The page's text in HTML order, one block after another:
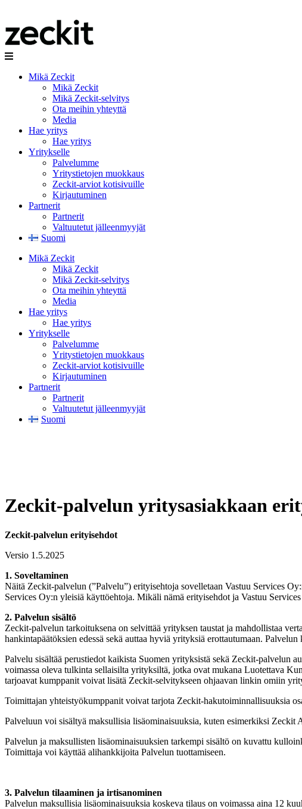
Mikä Zeckit
Mikä Zeckit
Mikä Zeckit-selvitys
Ota meihin yhteyttä
Media
Hae yritys
Hae yritys
Yritykselle
Palvelumme
Yritystietojen muokkaus
Zeckit-arviot kotisivuille
Kirjautuminen
Partnerit
Partnerit
Valtuutetut jälleenmyyjät
Suomi
Mikä Zeckit
Mikä Zeckit
Mikä Zeckit-selvitys
Ota meihin yhteyttä
Media
Hae yritys
Hae yritys
Yritykselle
Palvelumme
Yritystietojen muokkaus
Zeckit-arviot kotisivuille
Kirjautuminen
Partnerit
Partnerit
Valtuutetut jälleenmyyjät
Suomi
Zeckit-palvelun yritysasiakkaan
Zeckit-palvelun erityisehdot
Versio 1.5.2025
1. Soveltaminen
Näitä Zeckit-palvelun (”Palvelu”) erityisehtoja sovelletaan Vastuu Services
Services Oy:n yleisiä käyttöehtoja. Mikäli nämä erityisehdot ja Vastuu
2. Palvelun sisältö
Zeckit-palvelun tarkoituksena on selvittää yrityksen taustat ja mahdollistaa
hankintapäätöksien edessä sekä auttaa hyviä yrityksiä erottautumaan.
Palvelu sisältää perustiedot kaikista Suomen yrityksistä sekä Zeckit-
voimassa oleva tulkinta sellaisilta yrityksiltä, jotka ovat mukana Luotettava
tarjoavat kumppanit voivat lisätä Zeckit-selvitykseen ohjaavan linkin omiin
Toimittajan yhteistyökumppanit voivat tarjota Zeckit-hakutoiminnallisuuksia
Palveluun voi sisältyä maksullisia lisäominaisuuksia, kuten esimerkiksi
Palvelun ja maksullisten lisäominaisuuksien tarkempi sisältö on kuvattu
Toimittaja voi käyttää alihankkijoita Palvelun tuottamiseen.
3. Palvelun tilaaminen ja irtisanominen
Palvelun maksullisia lisäominaisuuksia koskeva tilaus on voimassa aina 12